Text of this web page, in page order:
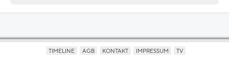
TIMELINE AGB KONTAKT IMPRESSUM TV